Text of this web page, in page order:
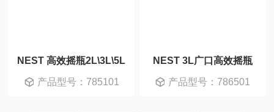
NEST 高效摇瓶2L\3L\5L
产品型号：785101
NEST 3L广口高效摇瓶
产品型号：786501